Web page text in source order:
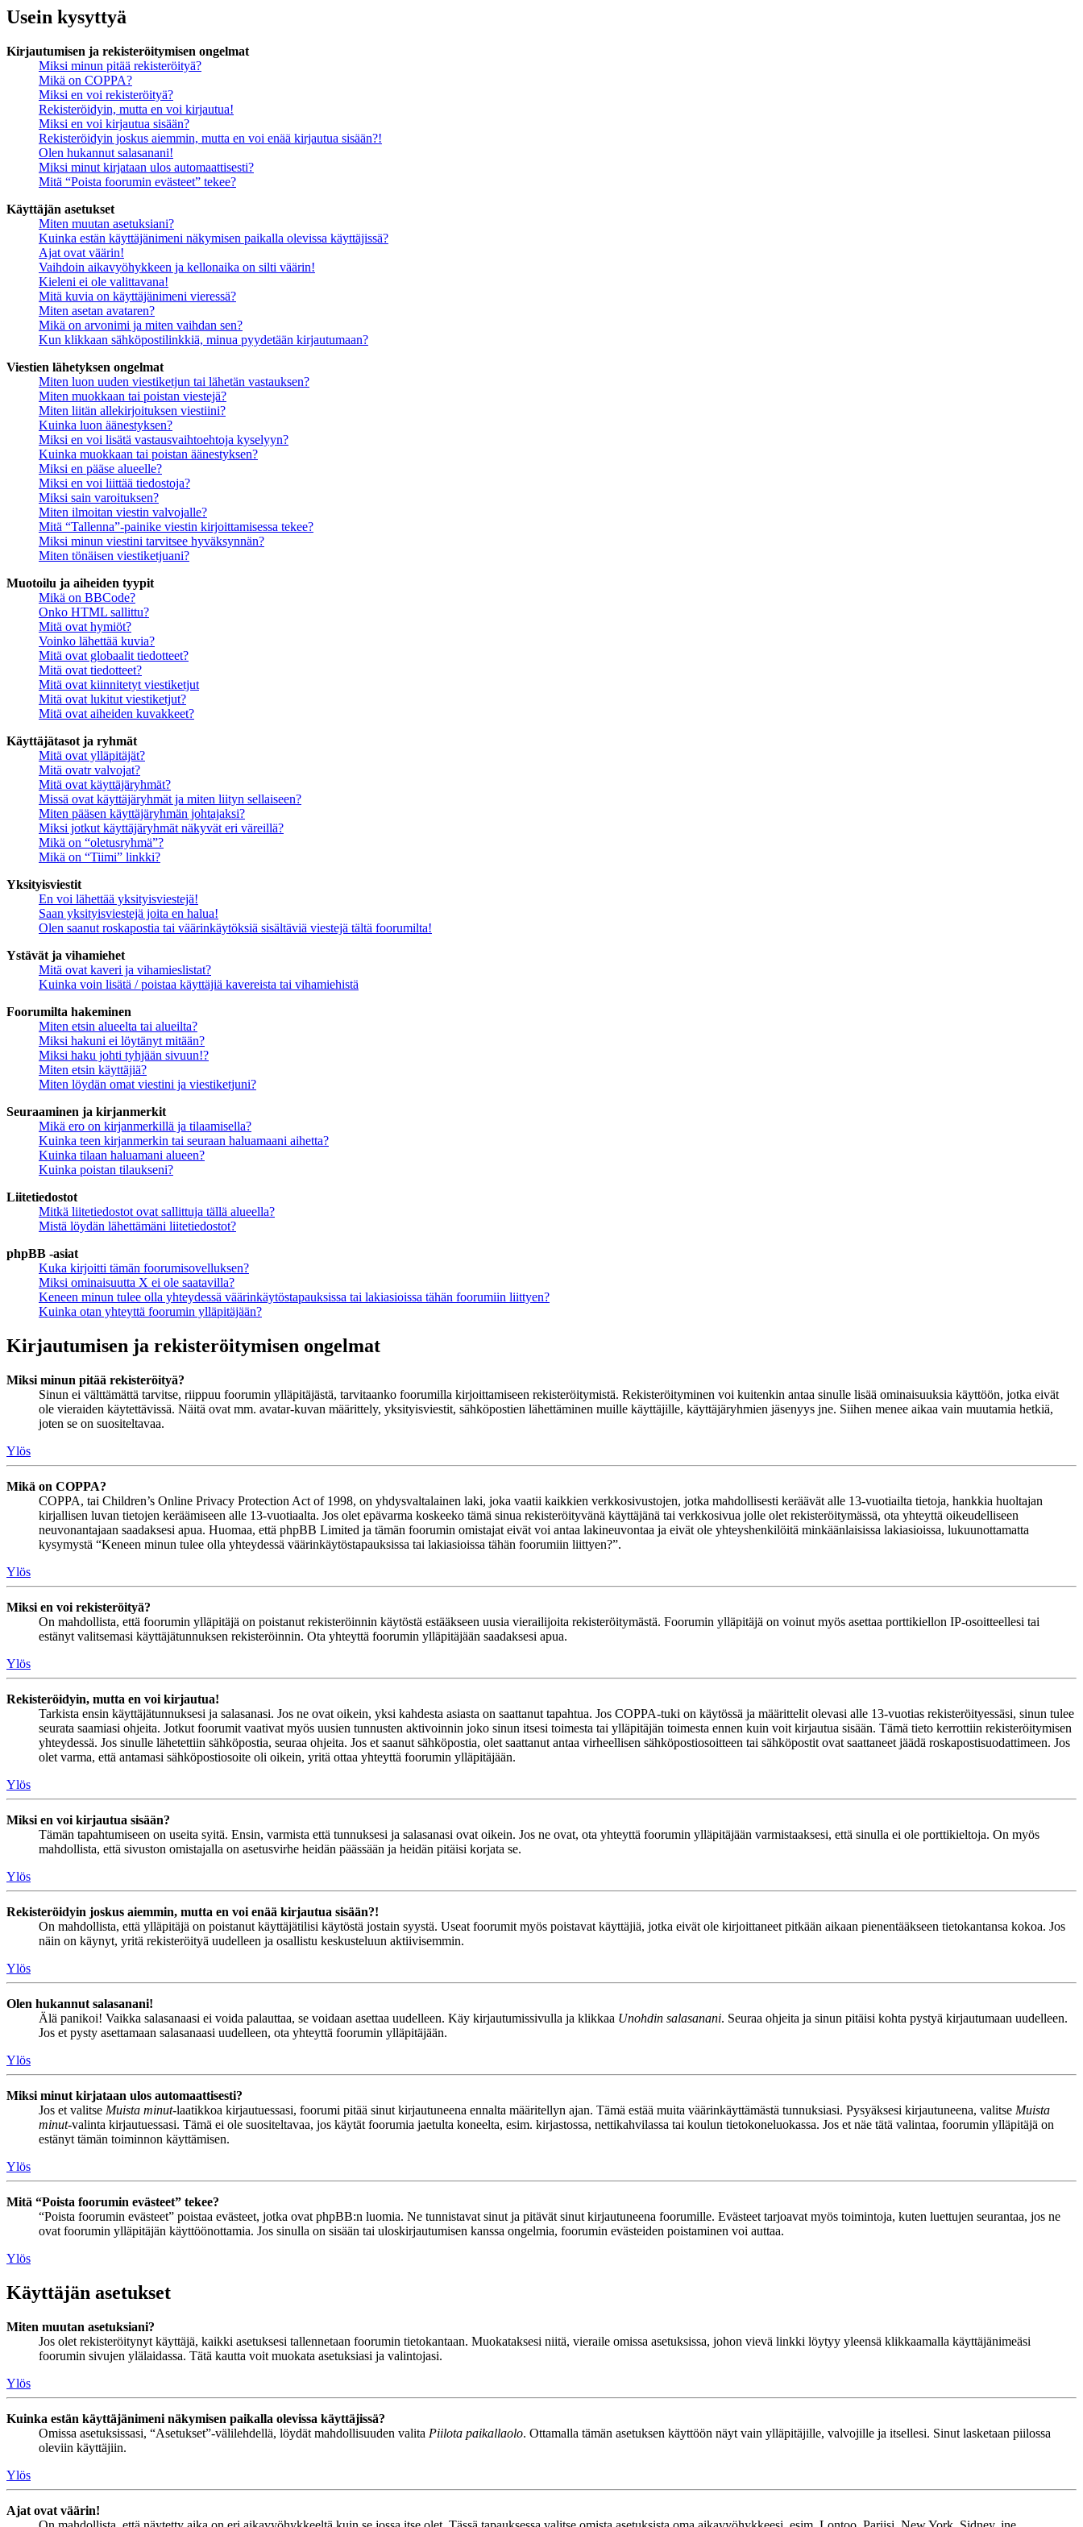
Usein kysyttyä
Kirjautumisen ja rekisteröitymisen ongelmat
Miksi minun pitää rekisteröityä?
Mikä on COPPA?
Miksi en voi rekisteröityä?
Rekisteröidyin, mutta en voi kirjautua!
Miksi en voi kirjautua sisään?
Rekisteröidyin joskus aiemmin, mutta en voi enää kirjautua sisään?!
Olen hukannut salasanani!
Miksi minut kirjataan ulos automaattisesti?
Mitä “Poista foorumin evästeet” tekee?
Käyttäjän asetukset
Miten muutan asetuksiani?
Kuinka estän käyttäjänimeni näkymisen paikalla olevissa käyttäjissä?
Ajat ovat väärin!
Vaihdoin aikavyöhykkeen ja kellonaika on silti väärin!
Kieleni ei ole valittavana!
Mitä kuvia on käyttäjänimeni vieressä?
Miten asetan avataren?
Mikä on arvonimi ja miten vaihdan sen?
Kun klikkaan sähköpostilinkkiä, minua pyydetään kirjautumaan?
Viestien lähetyksen ongelmat
Miten luon uuden viestiketjun tai lähetän vastauksen?
Miten muokkaan tai poistan viestejä?
Miten liitän allekirjoituksen viestiini?
Kuinka luon äänestyksen?
Miksi en voi lisätä vastausvaihtoehtoja kyselyyn?
Kuinka muokkaan tai poistan äänestyksen?
Miksi en pääse alueelle?
Miksi en voi liittää tiedostoja?
Miksi sain varoituksen?
Miten ilmoitan viestin valvojalle?
Mitä “Tallenna”-painike viestin kirjoittamisessa tekee?
Miksi minun viestini tarvitsee hyväksynnän?
Miten tönäisen viestiketjuani?
Muotoilu ja aiheiden tyypit
Mikä on BBCode?
Onko HTML sallittu?
Mitä ovat hymiöt?
Voinko lähettää kuvia?
Mitä ovat globaalit tiedotteet?
Mitä ovat tiedotteet?
Mitä ovat kiinnitetyt viestiketjut
Mitä ovat lukitut viestiketjut?
Mitä ovat aiheiden kuvakkeet?
Käyttäjätasot ja ryhmät
Mitä ovat ylläpitäjät?
Mitä ovatr valvojat?
Mitä ovat käyttäjäryhmät?
Missä ovat käyttäjäryhmät ja miten liityn sellaiseen?
Miten pääsen käyttäjäryhmän johtajaksi?
Miksi jotkut käyttäjäryhmät näkyvät eri väreillä?
Mikä on “oletusryhmä”?
Mikä on “Tiimi” linkki?
Yksityisviestit
En voi lähettää yksityisviestejä!
Saan yksityisviestejä joita en halua!
Olen saanut roskapostia tai väärinkäytöksiä sisältäviä viestejä tältä foorumilta!
Ystävät ja vihamiehet
Mitä ovat kaveri ja vihamieslistat?
Kuinka voin lisätä / poistaa käyttäjiä kavereista tai vihamiehistä
Foorumilta hakeminen
Miten etsin alueelta tai alueilta?
Miksi hakuni ei löytänyt mitään?
Miksi haku johti tyhjään sivuun!?
Miten etsin käyttäjiä?
Miten löydän omat viestini ja viestiketjuni?
Seuraaminen ja kirjanmerkit
Mikä ero on kirjanmerkillä ja tilaamisella?
Kuinka teen kirjanmerkin tai seuraan haluamaani aihetta?
Kuinka tilaan haluamani alueen?
Kuinka poistan tilaukseni?
Liitetiedostot
Mitkä liitetiedostot ovat sallittuja tällä alueella?
Mistä löydän lähettämäni liitetiedostot?
phpBB -asiat
Kuka kirjoitti tämän foorumisovelluksen?
Miksi ominaisuutta X ei ole saatavilla?
Keneen minun tulee olla yhteydessä väärinkäytöstapauksissa tai lakiasioissa tähän foorumiin liittyen?
Kuinka otan yhteyttä foorumin ylläpitäjään?
Kirjautumisen ja rekisteröitymisen ongelmat
Miksi minun pitää rekisteröityä?
Sinun ei välttämättä tarvitse, riippuu foorumin ylläpitäjästä, tarvitaanko foorumilla kirjoittamiseen rekisteröitymistä. Rekisteröityminen voi kuitenkin antaa sinulle lisää ominaisuuksia käyttöön, jotka eivät
ole vieraiden käytettävissä. Näitä ovat mm. avatar-kuvan määrittely, yksityisviestit, sähköpostien lähettäminen muille käyttäjille, käyttäjäryhmien jäsenyys jne. Siihen menee aikaa vain muutamia hetkiä,
joten se on suositeltavaa.
Ylös
Mikä on COPPA?
COPPA, tai Children’s Online Privacy Protection Act of 1998, on yhdysvaltalainen laki, joka vaatii kaikkien verkkosivustojen, jotka mahdollisesti keräävät alle 13-vuotiailta tietoja, hankkia huoltajan
kirjallisen luvan tietojen keräämiseen alle 13-vuotiaalta. Jos olet epävarma koskeeko tämä sinua rekisteröityvänä käyttäjänä tai verkkosivua jolle olet rekisteröitymässä, ota yhteyttä oikeudelliseen
neuvonantajaan saadaksesi apua. Huomaa, että phpBB Limited ja tämän foorumin omistajat eivät voi antaa lakineuvontaa ja eivät ole yhteyshenkilöitä minkäänlaisissa lakiasioissa, lukuunottamatta
kysymystä “Keneen minun tulee olla yhteydessä väärinkäytöstapauksissa tai lakiasioissa tähän foorumiin liittyen?”.
Ylös
Miksi en voi rekisteröityä?
On mahdollista, että foorumin ylläpitäjä on poistanut rekisteröinnin käytöstä estääkseen uusia vierailijoita rekisteröitymästä. Foorumin ylläpitäjä on voinut myös asettaa porttikiellon IP-osoitteellesi tai
estänyt valitsemasi käyttäjätunnuksen rekisteröinnin. Ota yhteyttä foorumin ylläpitäjään saadaksesi apua.
Ylös
Rekisteröidyin, mutta en voi kirjautua!
Tarkista ensin käyttäjätunnuksesi ja salasanasi. Jos ne ovat oikein, yksi kahdesta asiasta on saattanut tapahtua. Jos COPPA-tuki on käytössä ja määrittelit olevasi alle 13-vuotias rekisteröityessäsi, sinun tulee
seurata saamiasi ohjeita. Jotkut foorumit vaativat myös uusien tunnusten aktivoinnin joko sinun itsesi toimesta tai ylläpitäjän toimesta ennen kuin voit kirjautua sisään. Tämä tieto kerrottiin rekisteröitymisen
yhteydessä. Jos sinulle lähetettiin sähköpostia, seuraa ohjeita. Jos et saanut sähköpostia, olet saattanut antaa virheellisen sähköpostiosoitteen tai sähköpostit ovat saattaneet jäädä roskapostisuodattimeen. Jos
olet varma, että antamasi sähköpostiosoite oli oikein, yritä ottaa yhteyttä foorumin ylläpitäjään.
Ylös
Miksi en voi kirjautua sisään?
Tämän tapahtumiseen on useita syitä. Ensin, varmista että tunnuksesi ja salasanasi ovat oikein. Jos ne ovat, ota yhteyttä foorumin ylläpitäjään varmistaaksesi, että sinulla ei ole porttikieltoja. On myös
mahdollista, että sivuston omistajalla on asetusvirhe heidän päässään ja heidän pitäisi korjata se.
Ylös
Rekisteröidyin joskus aiemmin, mutta en voi enää kirjautua sisään?!
On mahdollista, että ylläpitäjä on poistanut käyttäjätilisi käytöstä jostain syystä. Useat foorumit myös poistavat käyttäjiä, jotka eivät ole kirjoittaneet pitkään aikaan pienentääkseen tietokantansa kokoa. Jos
näin on käynyt, yritä rekisteröityä uudelleen ja osallistu keskusteluun aktiivisemmin.
Ylös
Olen hukannut salasanani!
Älä panikoi! Vaikka salasanaasi ei voida palauttaa, se voidaan asettaa uudelleen. Käy kirjautumissivulla ja klikkaa Unohdin salasanani. Seuraa ohjeita ja sinun pitäisi kohta pystyä kirjautumaan uudelleen.
Jos et pysty asettamaan salasanaasi uudelleen, ota yhteyttä foorumin ylläpitäjään.
Ylös
Miksi minut kirjataan ulos automaattisesti?
Jos et valitse Muista minut-laatikkoa kirjautuessasi, foorumi pitää sinut kirjautuneena ennalta määritellyn ajan. Tämä estää muita väärinkäyttämästä tunnuksiasi. Pysyäksesi kirjautuneena, valitse Muista
minut-valinta kirjautuessasi. Tämä ei ole suositeltavaa, jos käytät foorumia jaetulta koneelta, esim. kirjastossa, nettikahvilassa tai koulun tietokoneluokassa. Jos et näe tätä valintaa, foorumin ylläpitäjä on
estänyt tämän toiminnon käyttämisen.
Ylös
Mitä “Poista foorumin evästeet” tekee?
“Poista foorumin evästeet” poistaa evästeet, jotka ovat phpBB:n luomia. Ne tunnistavat sinut ja pitävät sinut kirjautuneena foorumille. Evästeet tarjoavat myös toimintoja, kuten luettujen seurantaa, jos ne
ovat foorumin ylläpitäjän käyttöönottamia. Jos sinulla on sisään tai uloskirjautumisen kanssa ongelmia, foorumin evästeiden poistaminen voi auttaa.
Ylös
Käyttäjän asetukset
Miten muutan asetuksiani?
Jos olet rekisteröitynyt käyttäjä, kaikki asetuksesi tallennetaan foorumin tietokantaan. Muokataksesi niitä, vieraile omissa asetuksissa, johon vievä linkki löytyy yleensä klikkaamalla käyttäjänimeäsi
foorumin sivujen ylälaidassa. Tätä kautta voit muokata asetuksiasi ja valintojasi.
Ylös
Kuinka estän käyttäjänimeni näkymisen paikalla olevissa käyttäjissä?
Omissa asetuksissasi, “Asetukset”-välilehdellä, löydät mahdollisuuden valita Piilota paikallaolo. Ottamalla tämän asetuksen käyttöön näyt vain ylläpitäjille, valvojille ja itsellesi. Sinut lasketaan piilossa
oleviin käyttäjiin.
Ylös
Ajat ovat väärin!